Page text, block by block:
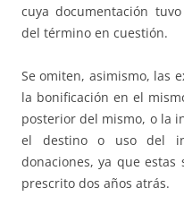
cuya documentación
del término en cuestión.
Se omiten, asimismo, las
la bonificación en el
posterior del mismo, o la
el destino o uso del
donaciones, ya que estas
prescrito dos años atrás.